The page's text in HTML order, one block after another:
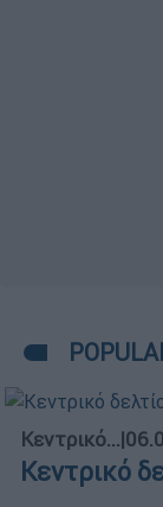
Κεντρικό...|
Κεντρικό